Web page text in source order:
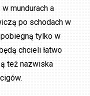
mundurach a
po schodach w
pobiegną tylko w
chcieli łatwo
też nazwiska